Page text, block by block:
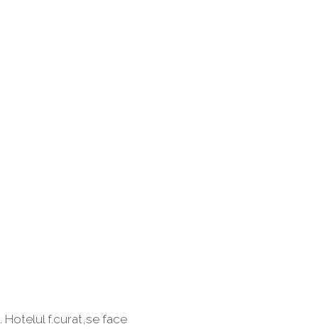
. Hotelul f.curat,se face